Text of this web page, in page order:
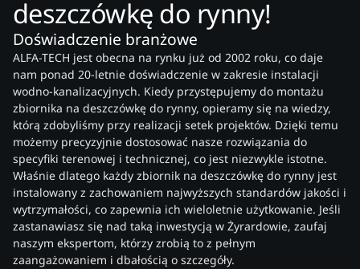
deszczówkę do rynny!
Doświadczenie branżowe
ALFA-TECH jest obecna na rynku już od 2002 roku, co daje
nam ponad 20-letnie doświadczenie w zakresie instalacji
wodno-kanalizacyjnych. Kiedy przystępujemy do montażu
zbiornika na deszczówkę do rynny, opieramy się na wiedzy,
którą zdobyliśmy przy realizacji setek projektów. Dzięki temu
możemy precyzyjnie dostosować nasze rozwiązania do
specyfiki terenowej i technicznej, co jest niezwykle istotne.
Właśnie dlatego każdy zbiornik na deszczówkę do rynny jest
instalowany z zachowaniem najwyższych standardów jakości i
wytrzymałości, co zapewnia ich wieloletnie użytkowanie. Jeśli
zastanawiasz się nad taką inwestycją w Żyrardowie, zaufaj
naszym ekspertom, którzy zrobią to z pełnym
zaangażowaniem i dbałością o szczegóły.